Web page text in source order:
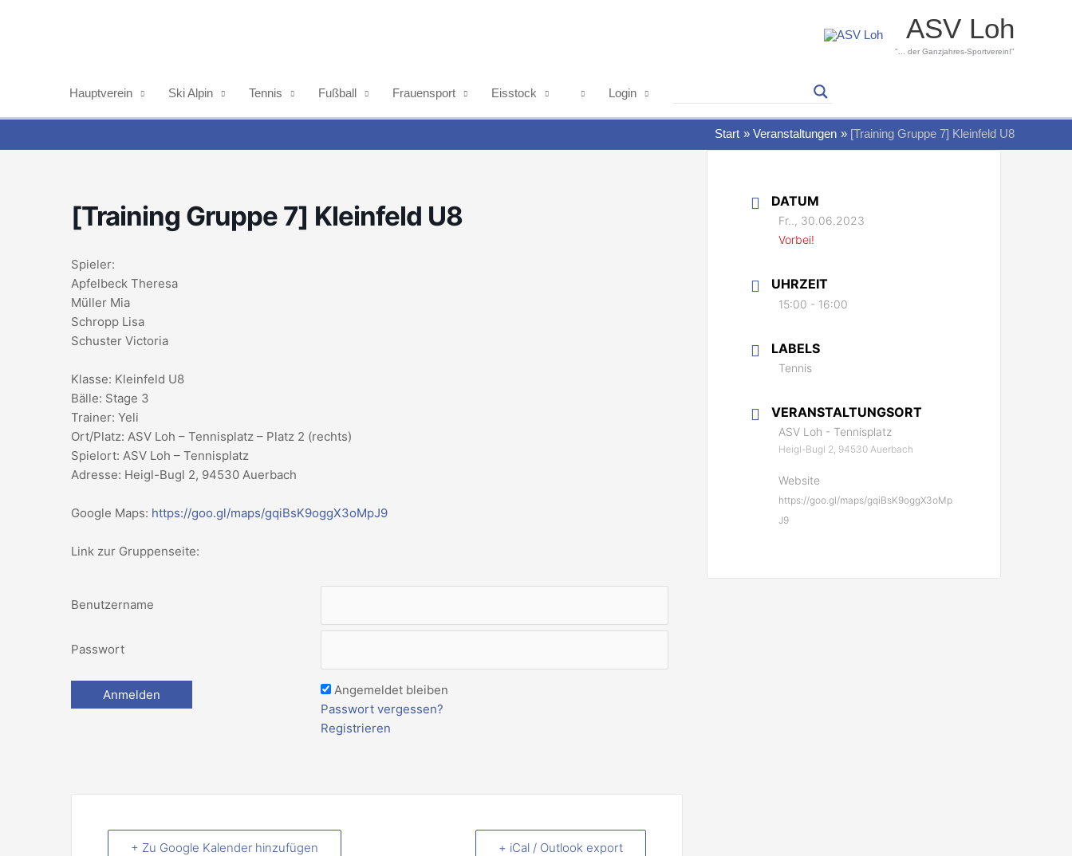
ASV Loh
"... der Ganzjahres-Sportverein!"
Hauptverein Ski Alpin Tennis Fußball Frauensport Eisstock Login
Start Veranstaltungen [Training Gruppe 7] Kleinfeld U8
[Training Gruppe 7] Kleinfeld U8
Spieler:
Apfelbeck Theresa
Müller Mia
Schropp Lisa
Schuster Victoria
Klasse: Kleinfeld U8
Bälle: Stage 3
Trainer: Yeli
Ort/Platz: ASV Loh – Tennisplatz – Platz 2 (rechts)
Spielort: ASV Loh – Tennisplatz
Adresse: Heigl-Bugl 2, 94530 Auerbach
Google Maps: https://goo.gl/maps/gqiBsK9oggX3oMpJ9
Link zur Gruppenseite:
Benutzername
Passwort
Angemeldet bleiben
Passwort vergessen?
Registrieren
+ Zu Google Kalender hinzufügen + iCal / Outlook export
DATUM
Fr.., 30.06.2023
Vorbei!
UHRZEIT
15:00 - 16:00
LABELS
Tennis
VERANSTALTUNGSORT
ASV Loh - Tennisplatz
Heigl-Bugl 2, 94530 Auerbach
Website
https://goo.gl/maps/gqiBsK9oggX3oMp
J9